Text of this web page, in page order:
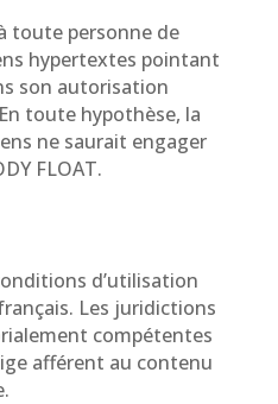
toute personne de
hypertextes pointant
son autorisation
toute hypothèse, la
ne saurait engager
FLOAT.
d’utilisation
Les juridictions
compétentes
afférent au contenu